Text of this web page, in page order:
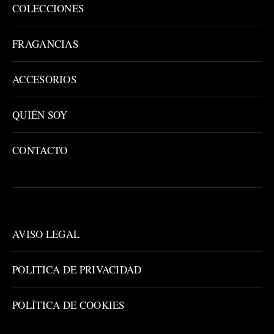
COLECCIONES
FRAGANCIAS
ACCESORIOS
QUIÉN SOY
CONTACTO
AVISO LEGAL
POLITICA DE PRIVACIDAD
POLÍTICA DE COOKIES